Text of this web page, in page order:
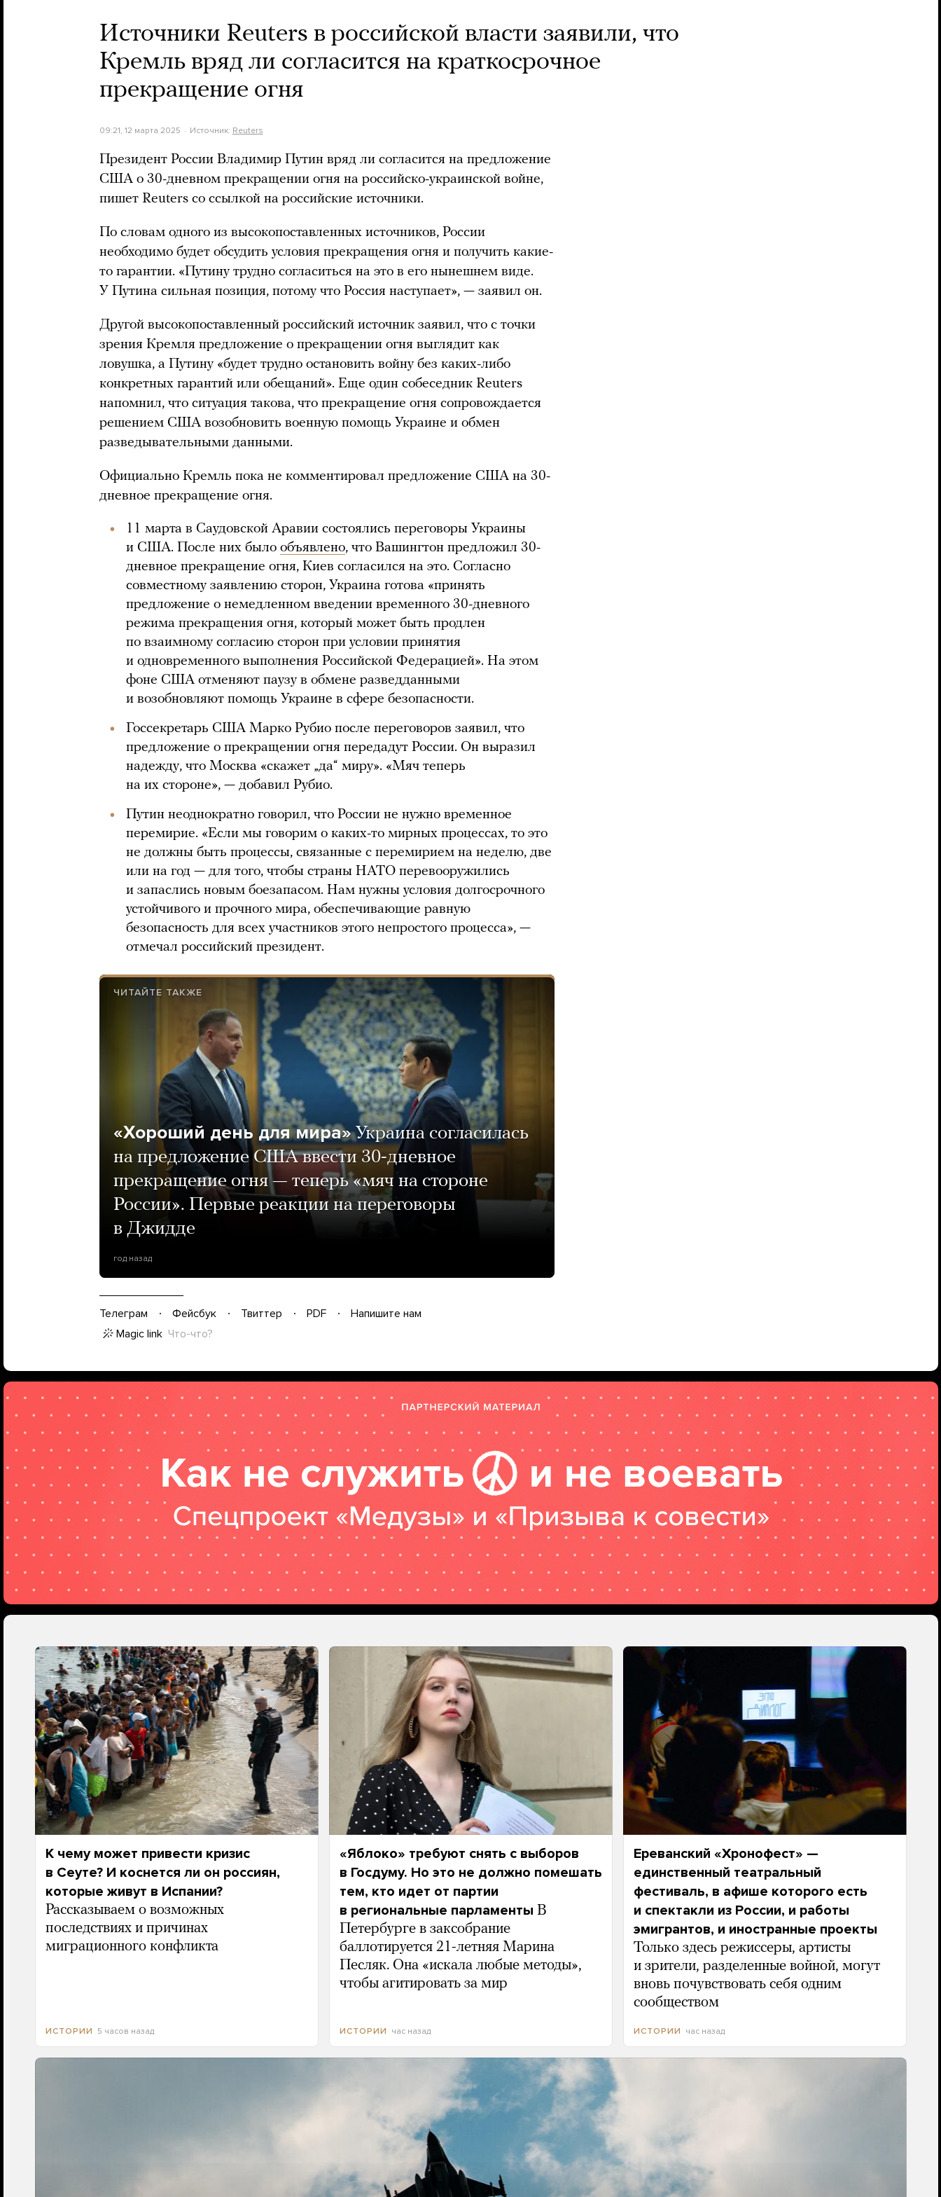
Источники Reuters в российской власти заявили, что
Кремль вряд ли согласится на краткосрочное
прекращение огня
09:21, 12 марта 2025 Источник: Reuters
Президент России Владимир Путин вряд ли согласится на предложение
США о 30-дневном прекращении огня на российско-украинской войне,
пишет Reuters со ссылкой на российские источники.
По словам одного из высокопоставленных источников, России
необходимо будет обсудить условия прекращения огня и получить какие-
то гарантии. «Путину трудно согласиться на это в его нынешнем виде.
У Путина сильная позиция, потому что Россия наступает», — заявил он.
Другой высокопоставленный российский источник заявил, что с точки
зрения Кремля предложение о прекращении огня выглядит как
ловушка, а Путину «будет трудно остановить войну без каких-либо
конкретных гарантий или обещаний». Еще один собеседник Reuters
напомнил, что ситуация такова, что прекращение огня сопровождается
решением США возобновить военную помощь Украине и обмен
разведывательными данными.
Официально Кремль пока не комментировал предложение США на 30-
дневное прекращение огня.
11 марта в Саудовской Аравии состоялись переговоры Украины
и США. После них было объявлено, что Вашингтон предложил 30-
дневное прекращение огня, Киев согласился на это. Согласно
совместному заявлению сторон, Украина готова «принять
предложение о немедленном введении временного 30-дневного
режима прекращения огня, который может быть продлен
по взаимному согласию сторон при условии принятия
и одновременного выполнения Российской Федерацией». На этом
фоне США отменяют паузу в обмене разведданными
и возобновляют помощь Украине в сфере безопасности.
Госсекретарь США Марко Рубио после переговоров заявил, что
предложение о прекращении огня передадут России. Он выразил
надежду, что Москва «скажет „да“ миру». «Мяч теперь
на их стороне», — добавил Рубио.
Путин неоднократно говорил, что России не нужно временное
перемирие. «Если мы говорим о каких-то мирных процессах, то это
не должны быть процессы, связанные с перемирием на неделю, две
или на год — для того, чтобы страны НАТО перевооружились
и запаслись новым боезапасом. Нам нужны условия долгосрочного
устойчивого и прочного мира, обеспечивающие равную
безопасность для всех участников этого непростого процесса», —
отмечал российский президент.
ЧИТАЙТЕ ТАКЖЕ
«Хороший день для мира» Украина согласилась
на предложение США ввести 30-дневное
прекращение огня — теперь «мяч на стороне
России». Первые реакции на переговоры
в Джидде
год назад
Телеграм Фейсбук Твиттер PDF
Напишите нам
Magic link Что-что?
К чему может привести кризис
в Сеуте? И коснется ли он россиян,
которые живут в Испании?
Рассказываем о возможных
последствиях и причинах
миграционного конфликта
ИСТОРИИ 5 часов назад
«Яблоко» требуют снять с выборов
в Госдуму. Но это не должно помешать
тем, кто идет от партии
в региональные парламенты В
Петербурге в заксобрание
баллотируется 21-летняя Марина
Песляк. Она «искала любые методы»,
чтобы агитировать за мир
ИСТОРИИ час назад
Ереванский «Хронофест» —
единственный театральный
фестиваль, в афише которого есть
и спектакли из России, и работы
эмигрантов, и иностранные проекты
Только здесь режиссеры, артисты
и зрители, разделенные войной, могут
вновь почувствовать себя одним
сообществом
ИСТОРИИ час назад